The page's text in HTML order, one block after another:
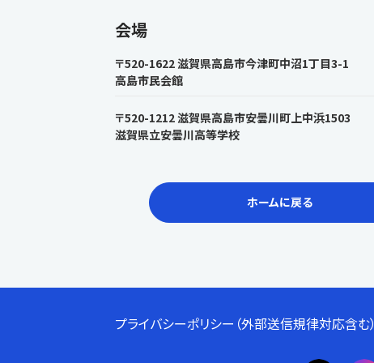
会場
〒520-1622 滋賀県高島市今津町中沼1丁目3-1
高島市民会館
〒520-1212 滋賀県高島市安曇川町上中浜1503
滋賀県立安曇川高等学校
ホームに戻る
プライバシーポリシー（外部送信規律対応含む）